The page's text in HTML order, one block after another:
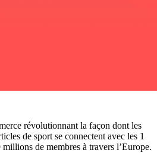
révolutionnant la façon dont les
de sport se connectent avec les 1
de membres à travers l’Europe.